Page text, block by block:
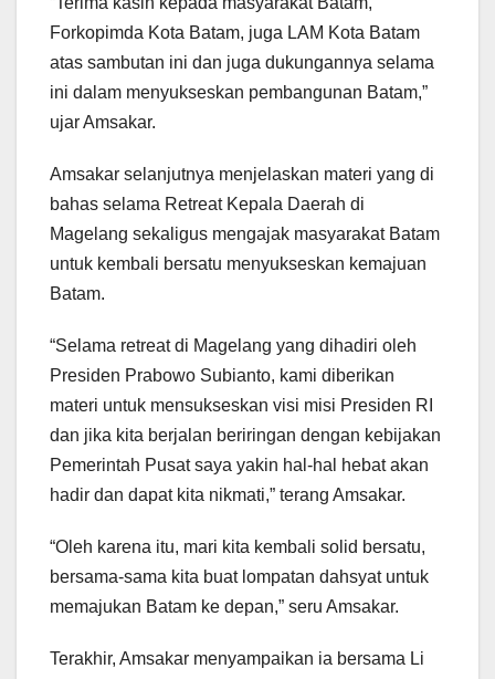
Forkopimda Kota Batam, juga LAM Kota Batam
atas sambutan ini dan juga dukungannya selama
ini dalam menyukseskan pembangunan Batam,”
ujar Amsakar.
Amsakar selanjutnya menjelaskan materi yang di
bahas selama Retreat Kepala Daerah di
Magelang sekaligus mengajak masyarakat Batam
untuk kembali bersatu menyukseskan kemajuan
Batam.
“Selama retreat di Magelang yang dihadiri oleh
Presiden Prabowo Subianto, kami diberikan
materi untuk mensukseskan visi misi Presiden RI
dan jika kita berjalan beriringan dengan kebijakan
Pemerintah Pusat saya yakin hal-hal hebat akan
hadir dan dapat kita nikmati,” terang Amsakar.
“Oleh karena itu, mari kita kembali solid bersatu,
bersama-sama kita buat lompatan dahsyat untuk
memajukan Batam ke depan,” seru Amsakar.
Terakhir, Amsakar menyampaikan ia bersama Li